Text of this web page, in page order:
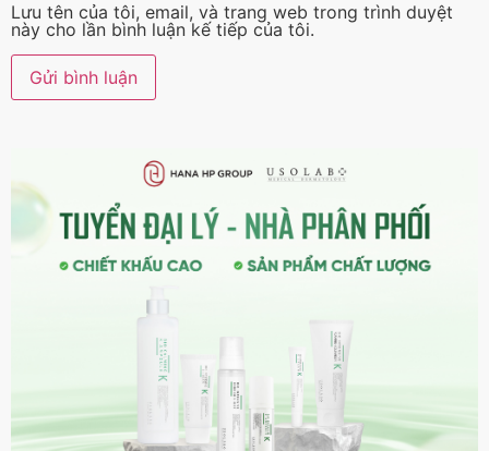
Lưu tên của tôi, email, và trang web trong trình duyệt
này cho lần bình luận kế tiếp của tôi.